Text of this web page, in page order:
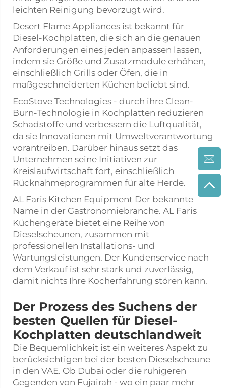
leichten Reinigung bevorzugt wird.
Desert Flame Appliances ist bekannt für
Diesel-Kochplatten, die sich an die genauen
Anforderungen eines jeden anpassen lassen,
indem sie Größe und Zusatzmodule erhöhen,
einschließlich Grills oder Öfen, die in
maßgeschneiderten Küchen beliebt sind.
EcoStove Technologies - durch ihre Clean-
Burn-Technologie in Kochplatten reduzieren
Schadstoffe und verbessern die Luftqualität,
da sie Innovationen mit Umweltverantwortung
vorantreiben. Darüber hinaus setzt das
Unternehmen seine Initiativen zur
Kreislaufwirtschaft fort, einschließlich
Rücknahmeprogrammen für alte Herde.
AL Faris Kitchen Equipment Der bekannte
Name in der Gastronomiebranche. AL Faris
Küchengeräte bietet eine Reihe von
Dieselscheunen, zusammen mit
professionellen Installations- und
Wartungsleistungen. Der Kundenservice nach
dem Verkauf ist sehr stark und zuverlässig,
damit nichts Ihre Kocherfahrung stören kann.
Der Prozess des Suchens der
besten Quellen für Diesel-
Kochplatten deutschlandweit
Die Bequemlichkeit ist ein weiteres Aspekt zu
berücksichtigen bei der besten Dieselscheune
in den VAE. Ob Dubai oder die ruhigeren
Gegenden von Fujairah - wo ein paar mehr